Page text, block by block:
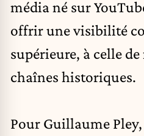
média né sur
offrir une visibilité
supérieure, à celle
chaînes historiques.
Pour Guillaume